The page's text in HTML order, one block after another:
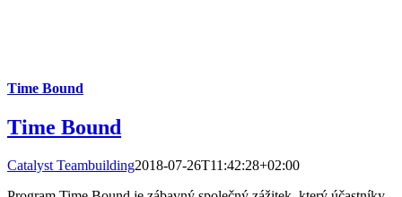
Time Bound
Time Bound
Catalyst Teambuilding2018-07-26T11:42:28+02:00